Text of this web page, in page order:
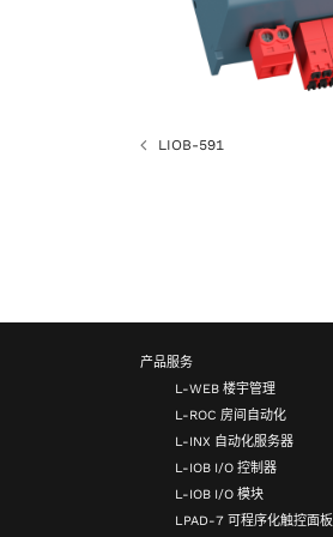
LIOB-591
产品服务
L-WEB 楼宇管理
L-ROC 房间自动化
L-INX 自动化服务器
L-IOB I/O 控制器
L-IOB I/O 模块
LPAD-7 可程序化触控面板